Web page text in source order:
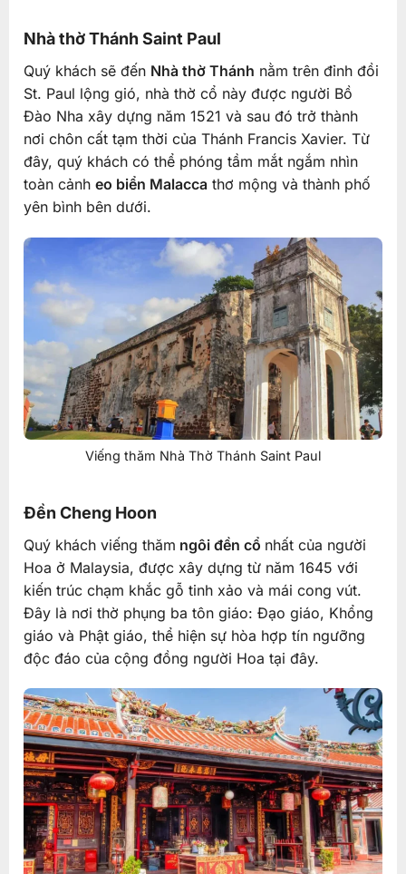
Nhà thờ Thánh Saint Paul
Quý khách sẽ đến Nhà thờ Thánh nằm trên đỉnh đồi
St. Paul lộng gió, nhà thờ cổ này được người Bồ
Đào Nha xây dựng năm 1521 và sau đó trở thành
nơi chôn cất tạm thời của Thánh Francis Xavier. Từ
đây, quý khách có thể phóng tầm mắt ngắm nhìn
toàn cảnh eo biển Malaccathơ mộng và thành phố
yên bình bên dưới.
Viếng thăm Nhà Thờ Thánh Saint Paul
Đền Cheng Hoon
Quý khách viếng thăm ngôi đền cổ nhất của người
Hoa ở Malaysia, được xây dựng từ năm 1645 với
kiến trúc chạm khắc gỗ tinh xảo và mái cong vút.
Đây là nơi thờ phụng ba tôn giáo: Đạo giáo, Khổng
giáo và Phật giáo, thể hiện sự hòa hợp tín ngưỡng
độc đáo của cộng đồng người Hoa tại đây.